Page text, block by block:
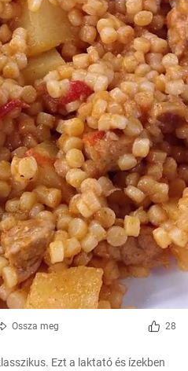
Ossza meg 28
Ezt a laktató és ízekben